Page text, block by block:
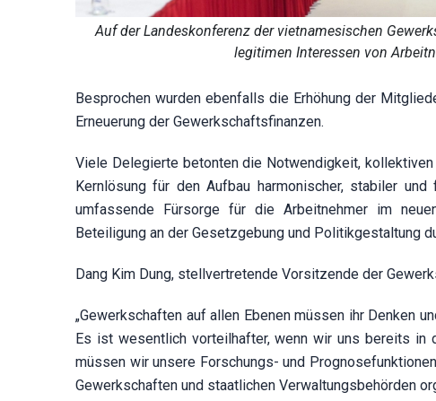
Auf der Landeskonferenz der vietnamesischen
legitimen Interessen von
Besprochen wurden ebenfalls die Erhöhung der
Erneuerung der Gewerkschaftsfinanzen.
Viele Delegierte betonten die Notwendigkeit,
Kernlösung für den Aufbau harmonischer, stabiler
umfassende Fürsorge für die Arbeitnehmer im
Beteiligung an der Gesetzgebung und Politikgestaltung
Dang Kim Dung, stellvertretende Vorsitzende der
„Gewerkschaften auf allen Ebenen müssen ihr Denken
Es ist wesentlich vorteilhafter, wenn wir uns bereits in
müssen wir unsere Forschungs- und
Gewerkschaften und staatlichen Verwaltungsbehörden